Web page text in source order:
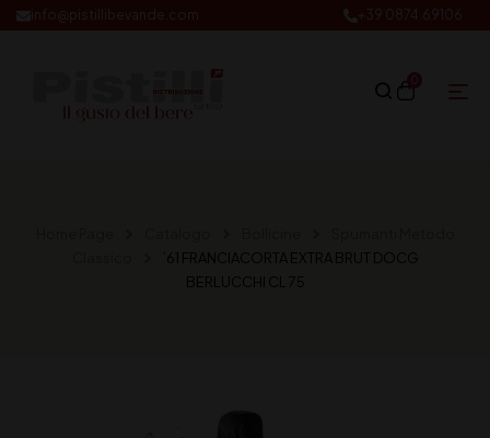
’61 FRANCIACORTA EXTRA BRUT DOCG
BERLUCCHI CL 75